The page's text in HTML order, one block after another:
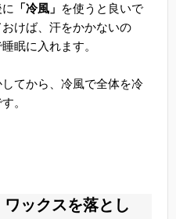
「冷風」 を使うと良いで
けば、汗をかかないの
眠に入れます。
てから、冷風で全体を冷
。
ックスを落とし